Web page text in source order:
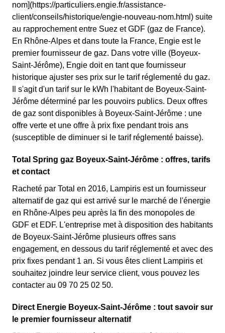
nom](https://particuliers.engie.fr/assistance-
client/conseils/historique/engie-nouveau-nom.html) suite
au rapprochement entre Suez et GDF (gaz de France).
En Rhône-Alpes et dans toute la France, Engie est le
premier fournisseur de gaz. Dans votre ville (Boyeux-
Saint-Jérôme), Engie doit en tant que fournisseur
historique ajuster ses prix sur le tarif réglementé du gaz.
Il s'agit d'un tarif sur le kWh l'habitant de Boyeux-Saint-
Jérôme déterminé par les pouvoirs publics. Deux offres
de gaz sont disponibles à Boyeux-Saint-Jérôme : une
offre verte et une offre à prix fixe pendant trois ans
(susceptible de diminuer si le tarif réglementé baisse).
Total Spring gaz Boyeux-Saint-Jérôme : offres, tarifs
et contact
Racheté par Total en 2016, Lampiris est un fournisseur
alternatif de gaz qui est arrivé sur le marché de l'énergie
en Rhône-Alpes peu après la fin des monopoles de
GDF et EDF. L'entreprise met à disposition des habitants
de Boyeux-Saint-Jérôme plusieurs offres sans
engagement, en dessous du tarif réglementé et avec des
prix fixes pendant 1 an. Si vous êtes client Lampiris et
souhaitez joindre leur service client, vous pouvez les
contacter au 09 70 25 02 50.
Direct Energie Boyeux-Saint-Jérôme : tout savoir sur
le premier fournisseur alternatif